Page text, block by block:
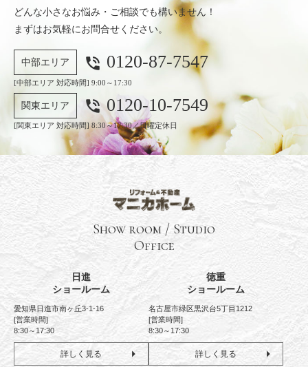
どんな小さなお悩み・ご相談でも構いません！
まずはお気軽にお問合せください。
中部エリア phone_in_talk 0120-87-7547
[中部エリア 対応時間] 9:00～17:30
関東エリア phone_in_talk 0120-10-7549
[関東エリア 対応時間] 8:30～17:30／日曜定休日
Show room / Studio
Office
日進
ショールーム
愛知県日進市南ヶ丘3-1-16
[営業時間]
8:30～17:30
詳しく見る
徳重
ショールーム
名古屋市緑区黒沢台5丁目1212
[営業時間]
8:30～17:30
詳しく見る